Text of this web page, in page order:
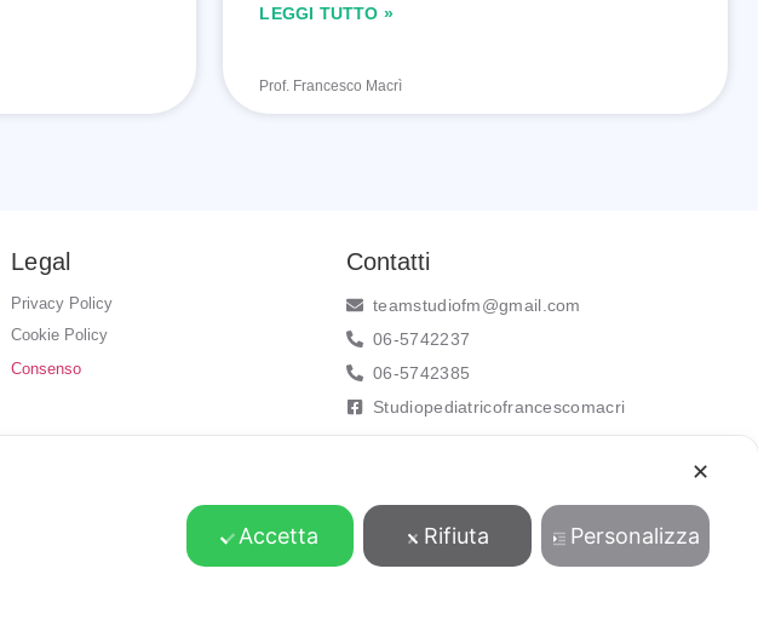
LEGGI TUTTO »
Prof. Francesco Macrì
Legal
Privacy Policy
Cookie Policy
Consenso
Contatti
teamstudiofm@gmail.com
06-5742237
06-5742385
Studiopediatricofrancescomacri
✕
Accetta Rifiuta Personalizza